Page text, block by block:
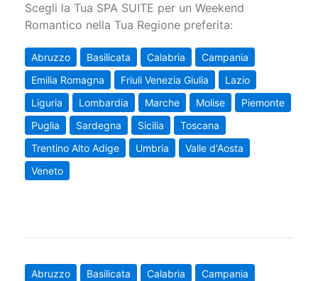
Scegli la Tua SPA SUITE per un Weekend
Romantico nella Tua Regione preferita:
Abruzzo Basilicata Calabria
Campania
Emilia Romagna
Friuli Venezia Giulia
Lazio
Liguria
Lombardia Marche Molise
Piemonte
Puglia
Sardegna Sicilia
Toscana
Trentino Alto Adige
Umbria
Valle d'Aosta
Veneto
Abruzzo Basilicata Calabria
Campania